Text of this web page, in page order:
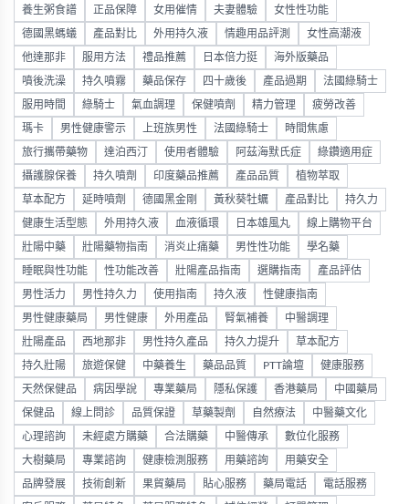
養生粥食譜 正品保障 女用催情 夫妻體驗 女性性功能
德國黑螞蟻 產品對比 外用持久液 情趣用品評測 女性高潮液
他達那非 服用方法 禮品推薦 日本倍力挺 海外版藥品
噴後洗澡 持久噴霧 藥品保存 四十歲後 產品過期 法國綠騎士
服用時間 綠騎士 氣血調理 保健噴劑 精力管理 疲勞改善
瑪卡 男性健康警示 上班族男性 法國綠騎士 時間焦慮
旅行攜帶藥物 達泊西汀 使用者體驗 阿茲海默氏症 綠鑽適用症
攝護腺保養 持久噴劑 印度藥品推薦 產品品質 植物萃取
草本配方 延時噴劑 德國黑金剛 黃秋葵牡蠣 產品對比 持久力
健康生活型態 外用持久液 血液循環 日本雄風丸 線上購物平台
壯陽中藥 壯陽藥物指南 消炎止痛藥 男性性功能 學名藥
睡眠與性功能 性功能改善 壯陽產品指南 選購指南 產品評估
男性活力 男性持久力 使用指南 持久液 性健康指南
男性健康藥局 男性健康 外用產品 腎氣補養 中醫調理
壯陽產品 西地那非 男性持久產品 持久力提升 草本配方
持久壯陽 旅遊保健 中藥養生 藥品品質 PTT論壇 健康服務
天然保健品 病因學說 專業藥局 隱私保護 香港藥局 中國藥局
保健品 線上問診 品質保證 草藥製劑 自然療法 中醫藥文化
心理諮詢 未經處方購藥 合法購藥 中醫傳承 數位化服務
大樹藥局 專業諮詢 健康檢測服務 用藥諮詢 用藥安全
品牌發展 技術創新 果貿藥局 貼心服務 藥局電話 電話服務